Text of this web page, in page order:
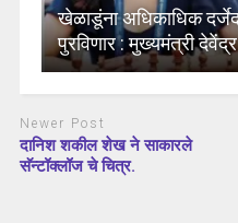
खेळाडूंना अधिकाधिक
पुरविणार : मुख्यमंत्री
Newer Post
दानिश शकील शेख ने साकारले
सॅन्टॉक्लॉज चे चित्र.